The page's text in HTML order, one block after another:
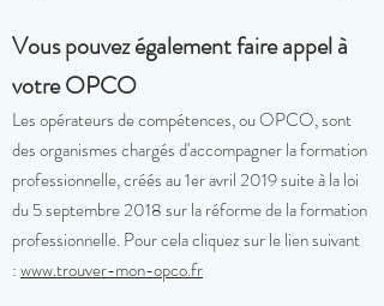
Vous pouvez également faire appel à
votre OPCO
Les opérateurs de compétences, ou OPCO, sont
des organismes chargés d'accompagner la formation
professionnelle, créés au 1er avril 2019 suite à la loi
du 5 septembre 2018 sur la réforme de la formation
professionnelle. Pour cela cliquez sur le lien suivant
:www.trouver-mon-opco.fr